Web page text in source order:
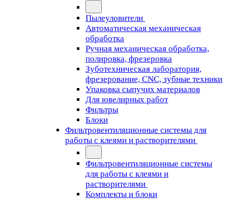
Пылеуловители
Автоматическая механическая
обработка
Ручная механическая обработка,
полировка, фрезеровка
Зуботехническая лаборатория,
фрезерование, CNC, зубные техники
Упаковка сыпучих материалов
Для ювелирных работ
Фильтры
Блоки
Фильтровентиляционные системы для
работы с клеями и растворителями
Фильтровентиляционные системы
для работы с клеями и
растворителями
Комплекты и блоки